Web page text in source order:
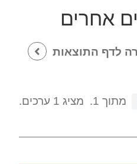
אחרים
לדף התוצאות
מתוך 1.
מציג 1 ערכים.